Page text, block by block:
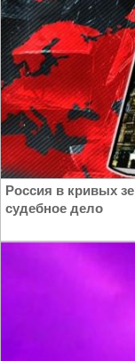
Россия в кривых
судебное дело